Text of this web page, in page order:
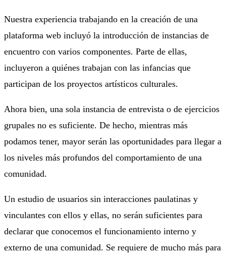
Nuestra experiencia trabajando en la creación de una
plataforma web incluyó la introducción de instancias de
encuentro con varios componentes. Parte de ellas,
incluyeron a quiénes trabajan con las infancias que
participan de los proyectos artísticos culturales.
Ahora bien, una sola instancia de entrevista o de ejercicios
grupales no es suficiente. De hecho, mientras más
podamos tener, mayor serán las oportunidades para llegar a
los niveles más profundos del comportamiento de una
comunidad.
Un estudio de usuarios sin interacciones paulatinas y
vinculantes con ellos y ellas, no serán suficientes para
declarar que conocemos el funcionamiento interno y
externo de una comunidad. Se requiere de mucho más para